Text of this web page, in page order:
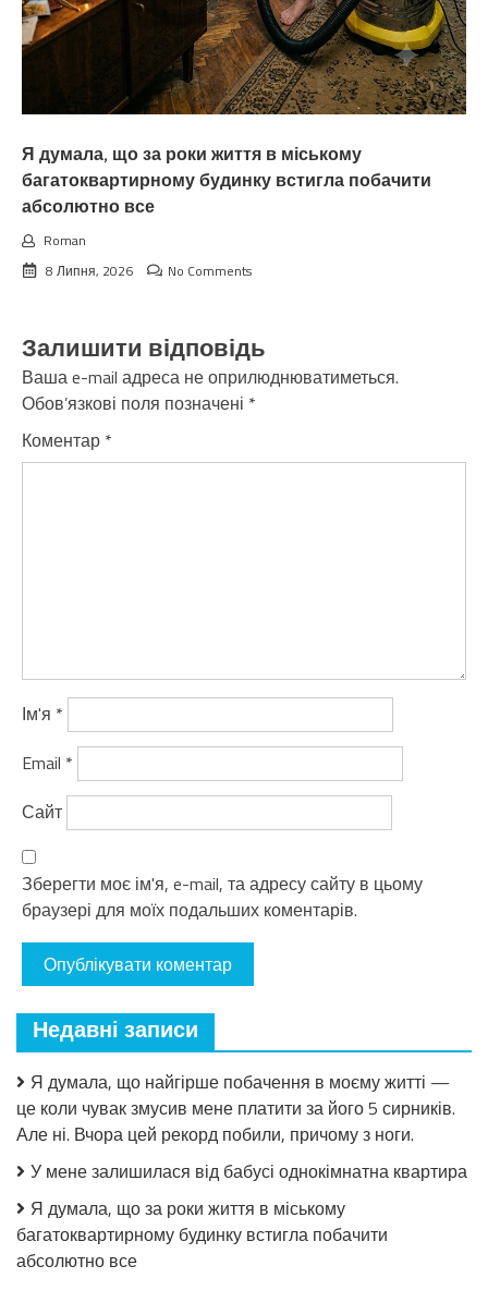
Я думала, що за роки життя в міському
багатоквартирному будинку встигла побачити
абсолютно все
Roman
8 Липня, 2026
No Comments
Залишити відповідь
Ваша e-mail адреса не оприлюднюватиметься.
Обов’язкові поля позначені *
Коментар *
Ім'я *
Email *
Сайт
Зберегти моє ім'я, e-mail, та адресу сайту в цьому
браузері для моїх подальших коментарів.
Недавні записи
Я думала, що найгірше побачення в моєму житті —
це коли чувак змусив мене платити за його 5 сирників.
Але ні. Вчора цей рекорд побили, причому з ноги.
У мене залишилася від бабусі однокімнатна квартира
Я думала, що за роки життя в міському
багатоквартирному будинку встигла побачити
абсолютно все